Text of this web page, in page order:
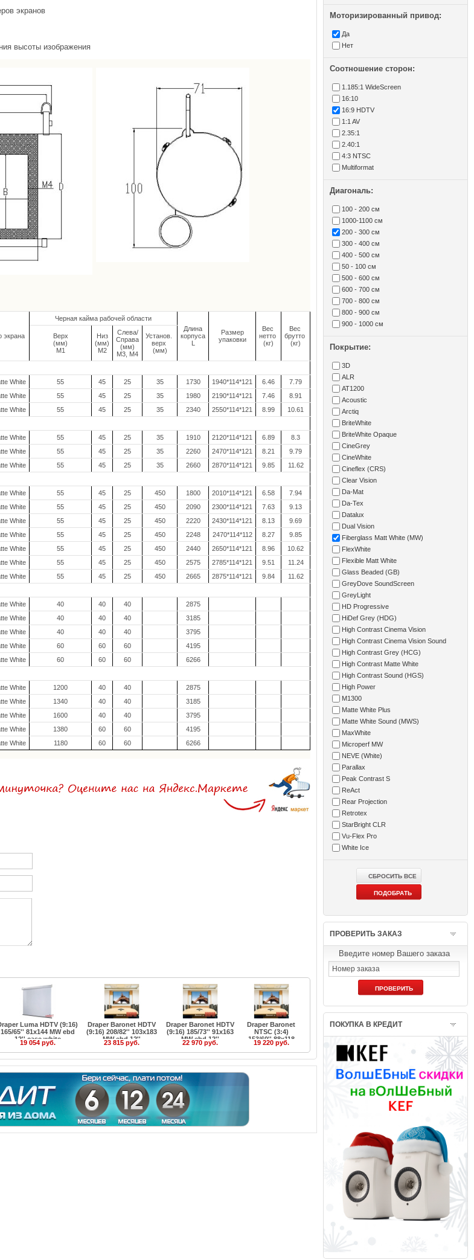
экранов
высоты изображения
экрана
Черная кайма рабочей области
Длина
корпуса
L
Размер
упаковки
Вес
нетто
(кг)
Вес
брутто
(кг)
Верх
(мм)
M1
Низ
(мм)
M2
Слева/
Справа
(мм)
M3, M4
Установ.
верх
(мм)
White 55 45 25 35 1730 1940*114*121 6.46
7.79
White 55 45 25 35 1980 2190*114*121 7.46
8.91
White 55 45 25 35 2340 2550*114*121 8.99
10.61
White 55 45 25 35 1910 2120*114*121 6.89
8.3
White 55 45 25 35 2260 2470*114*121 8.21
9.79
White 55 45 25 35 2660 2870*114*121 9.85
11.62
White 55 45 25 450 1800 2010*114*121 6.58
7.94
White 55 45 25 450 2090 2300*114*121 7.63
9.13
White 55 45 25 450 2220 2430*114*121 8.13
9.69
White 55 45 25 450 2248 2470*114*112 8.27
9.85
White 55 45 25 450 2440 2650*114*121 8.96
10.62
White 55 45 25 450 2575 2785*114*121 9.51
11.24
White 55 45 25 450 2665 2875*114*121 9.84
11.62
White 40 40 40
2875
White 40 40 40
3185
White 40 40 40
3795
White 60 60 60
4195
White 60 60 60
6266
White 1200 40 40
2875
White 1340 40 40
3185
White 1600 40 40
3795
White 1380 60 60
4195
White 1180 60 60 6266
Luma HDTV (9:16)
165/65'' 81x144 MW ebd
12'' case white
19 054 руб.
Draper Baronet HDTV
(9:16) 208/82'' 103x183
MW ebd 12''
23 815 руб.
Draper Baronet HDTV
(9:16) 185/73'' 91x163
MW ebd 12''
22 970 руб.
Draper Baronet
NTSC (3:4)
153/60'' 88x118
MW
19 220 руб.
Моторизированный привод:
Да
Нет
Соотношение сторон:
1.185:1 WideScreen
16:10
16:9 HDTV
1:1 AV
2.35:1
2.40:1
4:3 NTSC
Multiformat
Диагональ:
100 - 200 см
1000-1100 см
200 - 300 см
300 - 400 см
400 - 500 см
50 - 100 см
500 - 600 см
600 - 700 см
700 - 800 см
800 - 900 см
900 - 1000 см
Покрытие:
3D
ALR
AT1200
Acoustic
Arctiq
BriteWhite
BriteWhite Opaque
CineGrey
CineWhite
Cineflex (CRS)
Clear Vision
Da-Mat
Da-Tex
Datalux
Dual Vision
Fiberglass Matt White (MW)
FlexWhite
Flexible Matt White
Glass Beaded (GB)
GreyDove SoundScreen
GreyLight
HD Progressive
HiDef Grey (HDG)
High Contrast Cinema Vision
High Contrast Cinema Vision Sound
High Contrast Grey (HCG)
High Contrast Matte White
High Contrast Sound (HGS)
High Power
M1300
Matte White Plus
Matte White Sound (MWS)
MaxWhite
Microperf MW
NEVE (White)
Parallax
Peak Contrast S
ReAct
Rear Projection
Retrotex
StarBright CLR
Vu-Flex Pro
White Ice
ПРОВЕРИТЬ ЗАКАЗ
Введите номер Вашего заказа
ПОКУПКА В КРЕДИТ